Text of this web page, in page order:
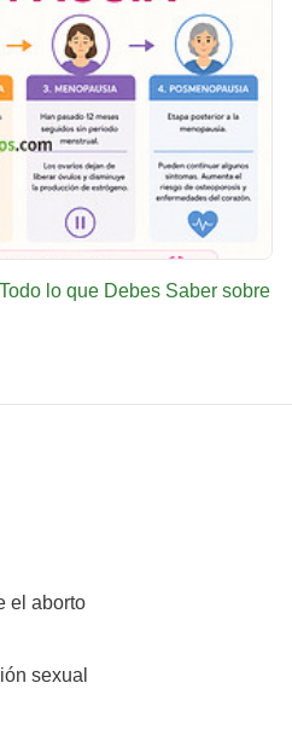
lo que Debes Saber sobre
el aborto
sexual